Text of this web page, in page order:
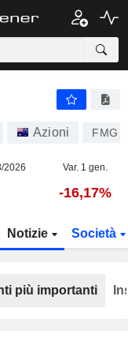
Azioni FMG
2026 Var. 1 gen.
-16,17%
Notizie Società
più importanti